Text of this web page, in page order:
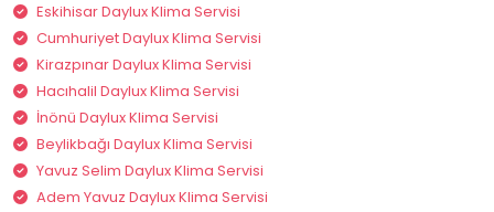
Eskihisar Daylux Klima Servisi
Cumhuriyet Daylux Klima Servisi
Kirazpınar Daylux Klima Servisi
Hacıhalil Daylux Klima Servisi
İnönü Daylux Klima Servisi
Beylikbağı Daylux Klima Servisi
Yavuz Selim Daylux Klima Servisi
Adem Yavuz Daylux Klima Servisi